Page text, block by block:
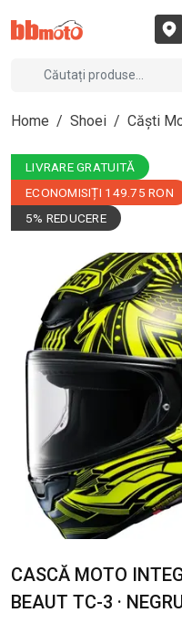
Home / Shoei / Căști
LIVRARE GRATUITĂ
ECONOMISIȚI 149.75 RON
5% REDUCERE
CASCĂ MOTO
BEAUT TC-3 ·